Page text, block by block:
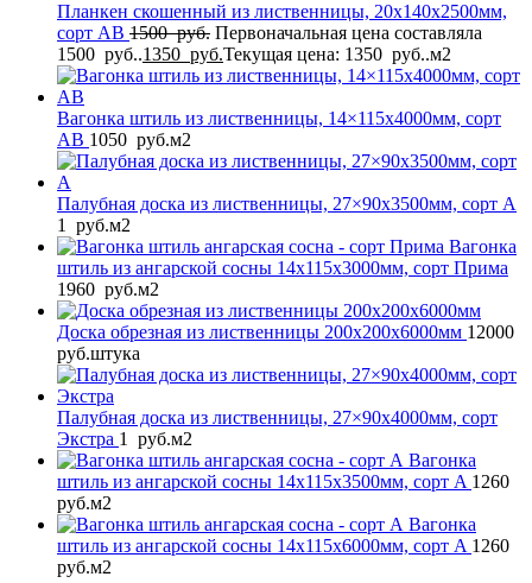
Планкен скошенный из лиственницы, 20x140x2500мм,
сорт AB 1500руб. Первоначальная цена составляла
1500 руб..1350 руб.Текущая цена: 1350 руб..м2
Вагонка штиль из лиственницы, 14×115x4000мм, сорт
AB 1050 руб.м2
Палубная доска из лиственницы, 27×90x3500мм, сорт A
1
руб.м2
Вагонка
штиль из ангарской сосны 14x115x3000мм, сорт Прима
1960 руб.м2
Доска обрезная из лиственницы 200x200x6000мм 12000
руб.штука
Палубная доска из лиственницы, 27×90x4000мм, сорт
Экстра 1 руб.м2
Вагонка
штиль из ангарской сосны 14x115x3500мм, сорт A 1260
руб.м2
Вагонка
штиль из ангарской сосны 14x115x6000мм, сорт A 1260
руб.м2